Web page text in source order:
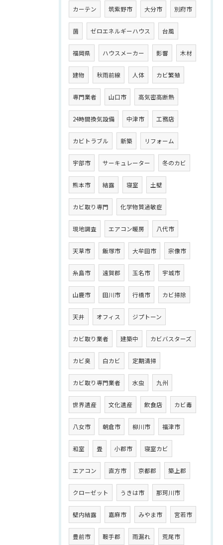
カーテン 筑紫野市 大分市 別府市
菌 ゼロエネルギーハウス 台風
福岡県 ハウスメーカー 影響 木材
建物 秋雨前線 人体 カビ繁殖
専門業者 山口市 高気密高断熱
24時間換気設備 中津市 工務店
カビトラブル 新築 リフォーム
宇部市 サーキュレーター 冬のカビ
熊本市 結露 寝室 土壁
カビ取り専門 化学物質過敏症
現地調査 エアコン暖房 八代市
天草市 飯塚市 大牟田市 宗像市
糸島市 遠賀郡 玉名市 宇城市
山鹿市 田川市 行橋市 カビ掃除
天井 オフィス ジプトーン
カビ取り業者 建築中 カビバスターズ
カビ臭 白カビ 定期清掃
カビ取り専門業者 水虫 九州
世界遺産 文化遺産 飲食店 カビ毒
八女市 朝倉市 柳川市 福津市
和室 畳 小郡市 寝室カビ
エアコン 直方市 京都郡 築上郡
クローゼット うきは市 那珂川市
壁内結露 嘉麻市 みやま市 宮若市
豊前市 鞍手郡 雨漏れ 荒尾市